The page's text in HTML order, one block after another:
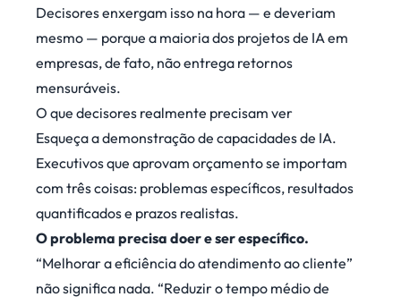
Decisores enxergam isso na hora — e deveriam
mesmo — porque a maioria dos projetos de IA em
empresas, de fato, não entrega retornos
mensuráveis.
O que decisores realmente precisam ver
Esqueça a demonstração de capacidades de IA.
Executivos que aprovam orçamento se importam
com três coisas: problemas específicos, resultados
quantificados e prazos realistas.
O problema precisa doer e ser específico.
“Melhorar a eficiência do atendimento ao cliente”
não significa nada. “Reduzir o tempo médio de